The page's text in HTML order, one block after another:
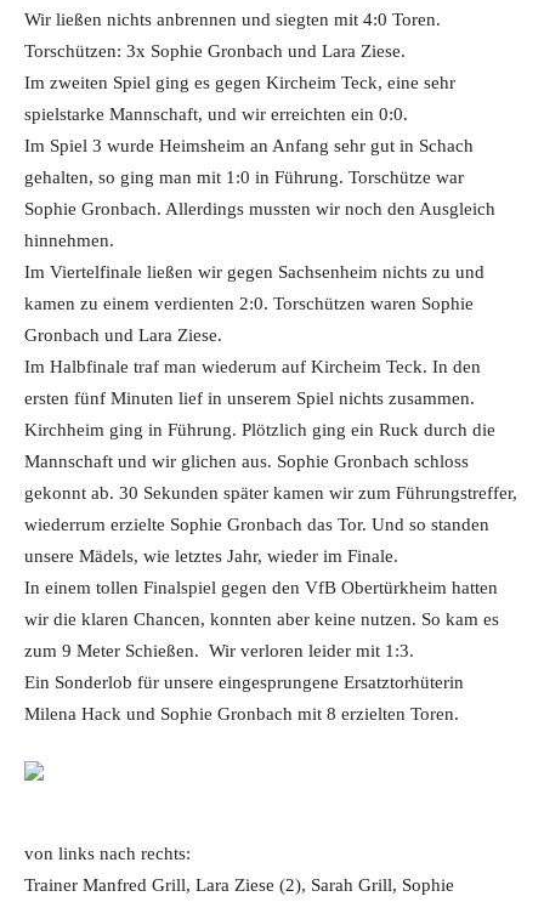
Wir ließen nichts anbrennen und siegten mit 4:0 Toren.
Torschützen: 3x Sophie Gronbach und Lara Ziese.
Im zweiten Spiel ging es gegen Kircheim Teck, eine sehr
spielstarke Mannschaft, und wir erreichten ein 0:0.
Im Spiel 3 wurde Heimsheim an Anfang sehr gut in Schach
gehalten, so ging man mit 1:0 in Führung. Torschütze war
Sophie Gronbach. Allerdings mussten wir noch den Ausgleich
hinnehmen.
Im Viertelfinale ließen wir gegen Sachsenheim nichts zu und
kamen zu einem verdienten 2:0. Torschützen waren Sophie
Gronbach und Lara Ziese.
Im Halbfinale traf man wiederum auf Kircheim Teck. In den
ersten fünf Minuten lief in unserem Spiel nichts zusammen.
Kirchheim ging in Führung. Plötzlich ging ein Ruck durch die
Mannschaft und wir glichen aus. Sophie Gronbach schloss
gekonnt ab. 30 Sekunden später kamen wir zum Führungstreffer,
wiederrum erzielte Sophie Gronbach das Tor. Und so standen
unsere Mädels, wie letztes Jahr, wieder im Finale.
In einem tollen Finalspiel gegen den VfB Obertürkheim hatten
wir die klaren Chancen, konnten aber keine nutzen. So kam es
zum 9 Meter Schießen. Wir verloren leider mit 1:3.
Ein Sonderlob für unsere eingesprungene Ersatztorhüterin
Milena Hack und Sophie Gronbach mit 8 erzielten Toren.
von links nach rechts:
Trainer Manfred Grill, Lara Ziese (2), Sarah Grill, Sophie